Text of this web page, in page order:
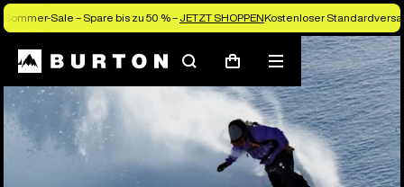
Sommer-Sale – Spare bis zu 50 % – JETZT SHOPPENKostenloser
SuchenWarenkorb
Menü